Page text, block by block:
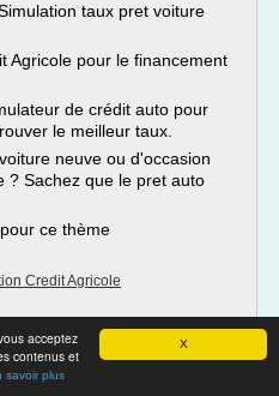
X
acceptez
contenus et
savoir plus
taux pret voiture
Agricole pour le financement
de crédit auto pour
le meilleur taux.
neuve ou d'occasion
? Sachez que le pret auto
ce thème
Credit Agricole
»
- cartes-de-